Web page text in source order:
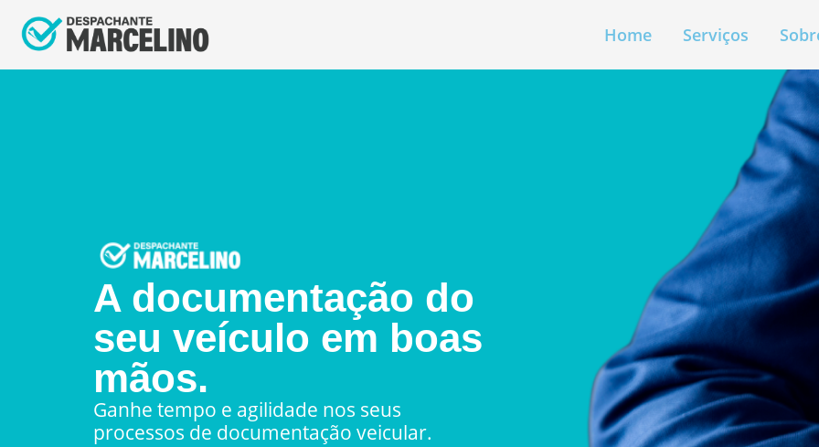
Home Serviços
A documentação do
seu veículo em boas
mãos.
Ganhe tempo e agilidade nos seus
processos de documentação veicular.